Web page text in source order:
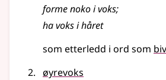
forme noko i voks;
ha voks i håret
som etterledd i ord som
øyrevoks